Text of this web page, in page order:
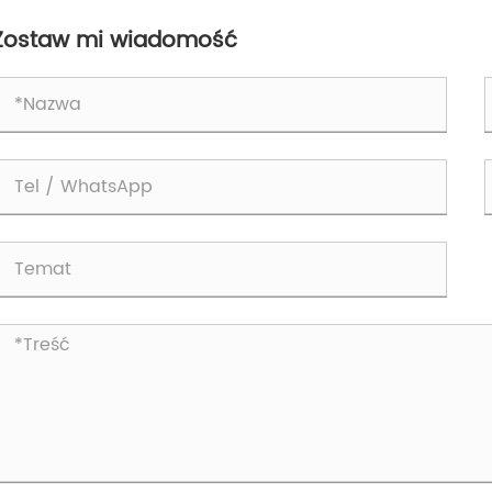
mi wiadomość